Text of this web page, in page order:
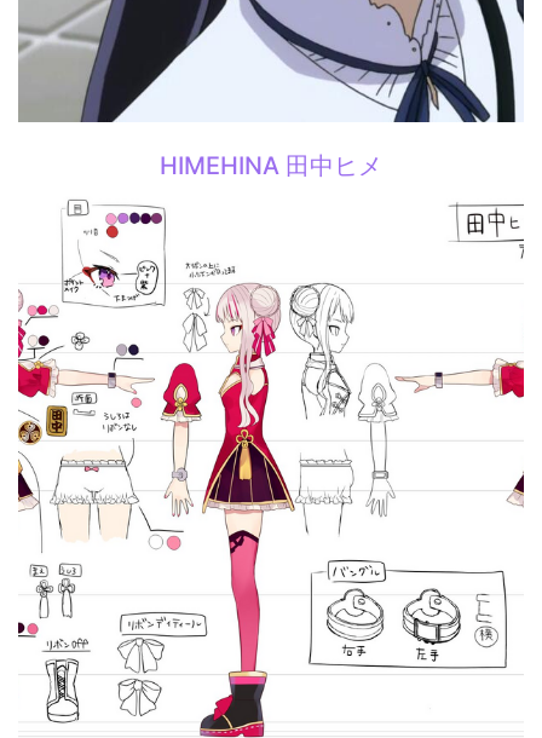
HIMEHINA 田中ヒメ